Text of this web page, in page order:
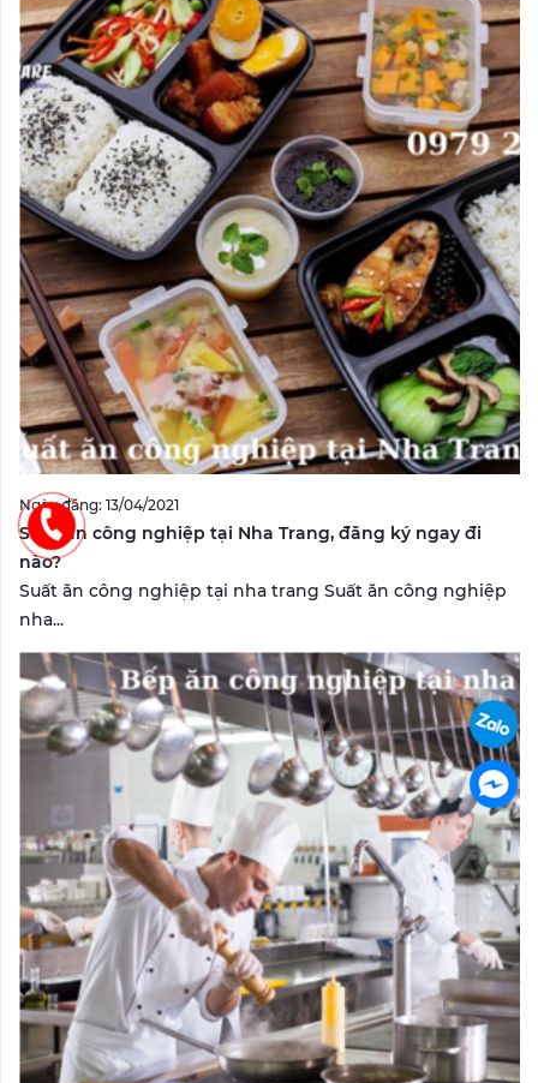
Ngày đăng: 13/04/2021
Suất ăn công nghiệp tại Nha Trang, đăng ký ngay đi
nào?
Suất ăn công nghiệp tại nha trang Suất ăn công nghiệp
nha...